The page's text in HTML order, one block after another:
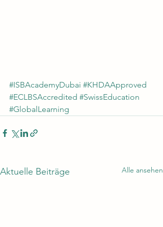
#ISBAcademyDubai #KHDAApproved
#ECLBSAccredited #SwissEducation
#GlobalLearning
Aktuelle Beiträge Alle ansehen